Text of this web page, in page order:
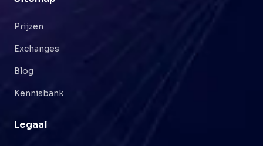
Prijzen
Exchanges
Blog
Kennisbank
Legaal